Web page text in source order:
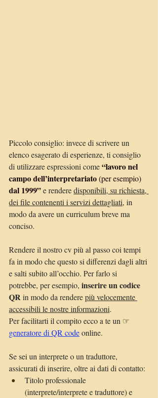
Piccolo consiglio: invece di scrivere un
elenco esagerato di esperienze, ti consiglio
di utilizzare espressioni come “lavoro nel
campo dell’interpretariato (per esempio)
dal 1999” e rendere disponibili, su richiesta,
dei file contenenti i servizi dettagliati, in
modo da avere un curriculum breve ma
conciso.
Rendere il nostro cv più al passo coi tempi
fa in modo che questo si differenzi dagli altri
e salti subito all’occhio. Per farlo si
potrebbe, per esempio, inserire un codice
QR in modo da rendere più velocemente
accessibili le nostre informazioni.
Per facilitarti il compito ecco a te un ☞
generatore di QR codeonline.
Se sei un interprete o un traduttore,
assicurati di inserire, oltre ai dati di contatto:
Titolo professionale
(interprete/interprete e traduttore) e